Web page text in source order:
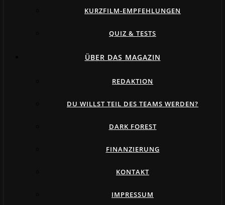
KURZFILM-EMPFEHLUNGEN
QUIZ & TESTS
ÜBER DAS MAGAZIN
REDAKTION
DU WILLST TEIL DES TEAMS WERDEN?
DARK FOREST
FINANZIERUNG
KONTAKT
IMPRESSUM